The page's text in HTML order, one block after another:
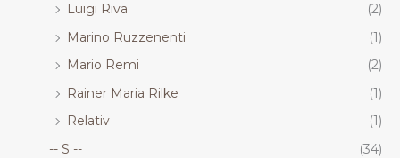
Luigi Riva
(2)
Marino Ruzzenenti
(1)
Mario Remi
(2)
Rainer Maria Rilke
(1)
Relativ
(1)
-- S --
(34)